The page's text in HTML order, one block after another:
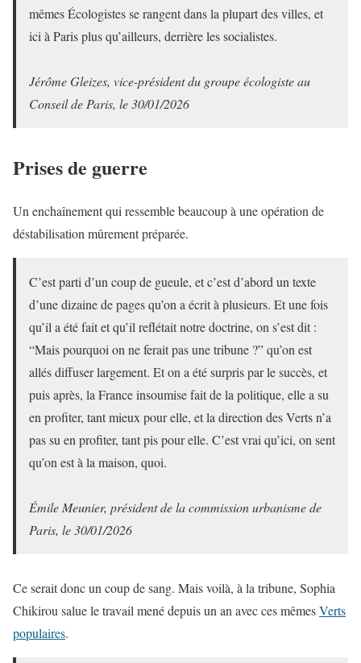
mêmes Écologistes se rangent dans la plupart des villes, et
ici à Paris plus qu’ailleurs, derrière les socialistes.
Jérôme Gleizes, vice-président du groupe écologiste au
Conseil de Paris, le 30/01/2026
Prises de guerre
Un enchaînement qui ressemble beaucoup à une opération de
déstabilisation mûrement préparée.
C’est parti d’un coup de gueule, et c’est d’abord un texte
d’une dizaine de pages qu’on a écrit à plusieurs. Et une fois
qu’il a été fait et qu’il reflétait notre doctrine, on s’est dit :
“Mais pourquoi on ne ferait pas une tribune ?” qu’on est
allés diffuser largement. Et on a été surpris par le succès, et
puis après, la France insoumise fait de la politique, elle a su
en profiter, tant mieux pour elle, et la direction des Verts n’a
pas su en profiter, tant pis pour elle. C’est vrai qu’ici, on sent
qu’on est à la maison, quoi.
Émile Meunier, président de la commission urbanisme de
Paris, le 30/01/2026
Ce serait donc un coup de sang. Mais voilà, à la tribune, Sophia
Chikirou salue le travail mené depuis un an avec ces mêmesVerts
populaires.